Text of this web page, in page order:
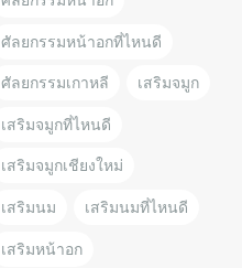
ศัลยกรรมหน้าอกที่ไหนดี
ศัลยกรรมเกาหลี เสริมจมูก
เสริมจมูกที่ไหนดี
เสริมจมูกเชียงใหม่
เสริมนม เสริมนมที่ไหนดี
เสริมหน้าอก